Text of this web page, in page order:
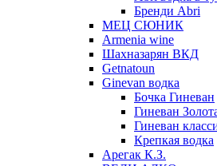
Бренди Abri
МЕЦ СЮНИК
Armenia wine
Шахназарян ВКД
Getnatoun
Ginevan водка
Бочка Гиневан
Гиневан
Гиневан
Крепкая водка
Арегак К.З.